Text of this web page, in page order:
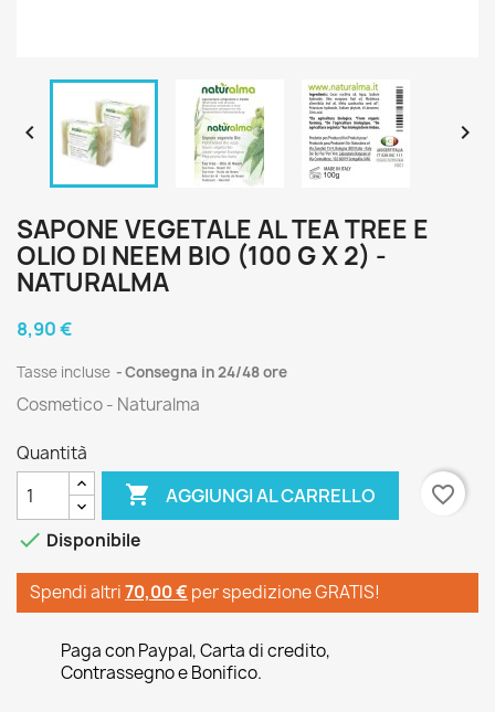
 
SAPONE VEGETALE AL TEA TREE E
OLIO DI NEEM BIO (100 G X 2) -
NATURALMA
8,90 €
Tasse incluse Consegna in 24/48 ore
Cosmetico - Naturalma
Quantità
 AGGIUNGI AL CARRELLO
favorite_border
 Disponibile
Spendi altri70,00 € per spedizione GRATIS!
Paga con Paypal, Carta di credito,
Contrassegno e Bonifico.